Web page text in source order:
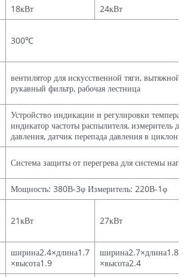
18кВт
24кВт
300℃
вентилятор для искусственной тяги,
рукавный фильтр, рабочая лестница
Устройство индикации и регулировки
индикатор частоты распылителя, измеритель
давления, датчик перепада давления в
Система защиты от перегрева для системы
Мощность: 380В-3φ Измеритель: 220В-1φ
21кВт 27кВт
ширина2.4×длина1.7
×высота1.9
ширина2.7×длина1.8
×высота2.4